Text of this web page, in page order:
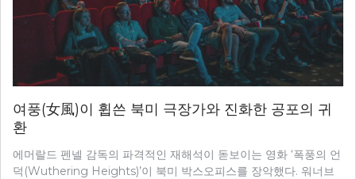
여풍(女風)이 휩쓴 북미 극장가와 진화한 공포의 귀
환
에머랄드 펜넬 감독의 파격적인 재해석이 돋보이는 영화 ‘폭풍의 언
덕(Wuthering Heights)’이 북미 박스오피스를 장악했다. 워너브